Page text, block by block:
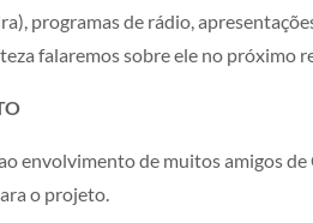
programas de rádio,
falaremos sobre ele no próximo
envolvimento de muitos amigos
o projeto.